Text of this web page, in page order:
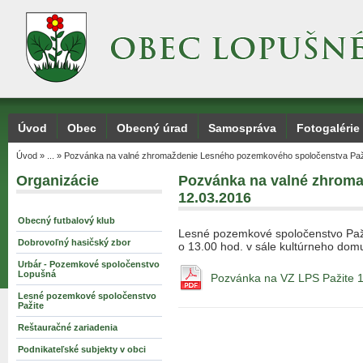
Úvod Obec Obecný úrad Samospráva Fotogalérie
Úvod » » Pozvánka na valné zhromaždenie Lesného pozemkového spoločenstva
Organizácie
Obecný futbalový klub
Dobrovoľný hasičský zbor
Urbár - Pozemkové spoločenstvo
Lopušná
Lesné pozemkové spoločenstvo
Pažite
Reštauračné zariadenia
Podnikateľské subjekty v obci
Pozvánka na valné
12.03.2016
Lesné pozemkové spoločenstvo
o 13.00 hod. v sále kultúrneho
Pozvánka na VZ LPS Pažite